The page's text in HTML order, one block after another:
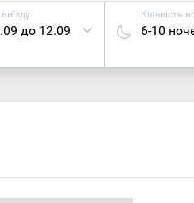
до 12.09
Кількість
6-10